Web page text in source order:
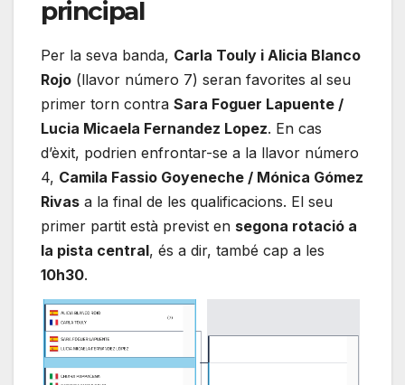
principal
Per la seva banda, Carla Touly i Alicia Blanco
Rojo (llavor número 7) seran favorites al seu
primer torn contra Sara Foguer Lapuente /
Lucia Micaela Fernandez Lopez. En cas
d’èxit, podrien enfrontar-se a la llavor número
4, Camila Fassio Goyeneche / Mónica Gómez
Rivas a la final de les qualificacions. El seu
primer partit està previst en segona rotació a
la pista central, és a dir, també cap a les
10h30.